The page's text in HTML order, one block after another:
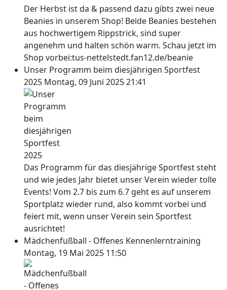
Der Herbst ist da & passend dazu gibts zwei neue
Beanies in unserem Shop! Beide Beanies bestehen
aus hochwertigem Rippstrick, sind super
angenehm und halten schön warm. Schau jetzt im
Shop vorbei:tus-nettelstedt.fan12.de/beanie
Unser Programm beim diesjährigen Sportfest
2025 Montag, 09 Juni 2025 21:41
Das Programm für das diesjährige Sportfest steht
und wie jedes Jahr bietet unser Verein wieder tolle
Events! Vom 2.7 bis zum 6.7 geht es auf unserem
Sportplatz wieder rund, also kommt vorbei und
feiert mit, wenn unser Verein sein Sportfest
ausrichtet!
Mädchenfußball - Offenes Kennenlerntraining
Montag, 19 Mai 2025 11:50